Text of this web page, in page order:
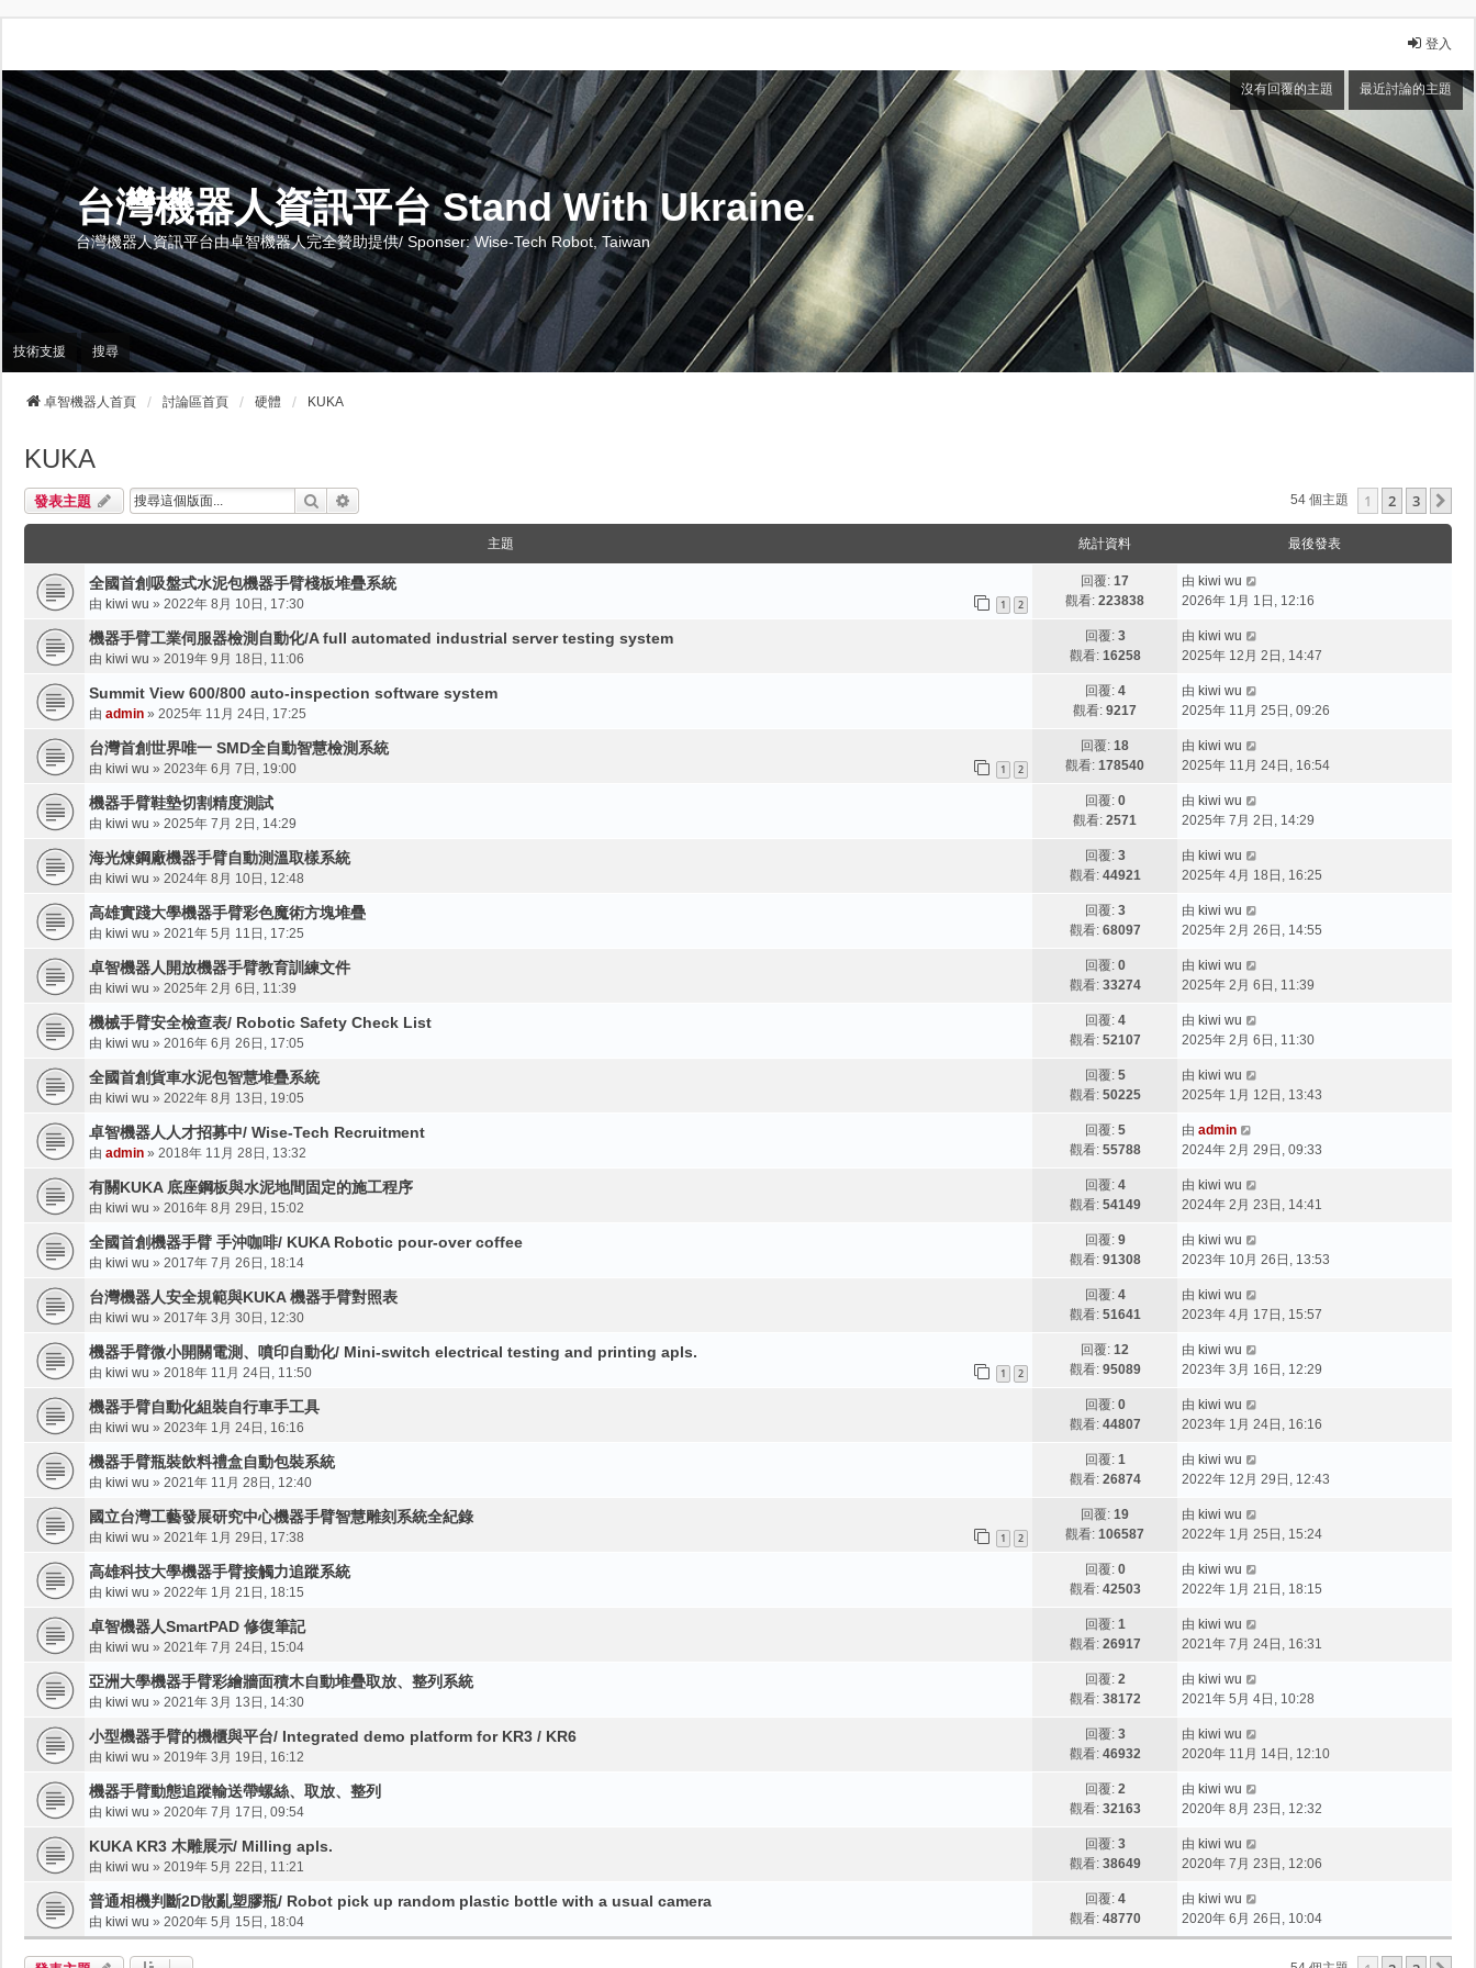
登入
沒有回覆的主題 最近討論的主題
台灣機器人資訊平台 Stand With Ukraine.
台灣機器人資訊平台由卓智機器人完全贊助提供/ Sponser: Wise-Tech Robot, Taiwan
技術支援 搜尋
卓智機器人首頁 討論區首頁 硬體 KUKA
KUKA
發表主題 搜尋 54 個主題 1 2 3
主題 統計資料 最後發表
全國首創吸盤式水泥包機器手臂棧板堆疊系統
由 kiwi wu » 2022年 8月 10日, 17:30 1 2
回覆: 17
觀看: 223838
由 kiwi wu
2026年 1月 1日, 12:16
機器手臂工業伺服器檢測自動化/A full automated industrial server testing system
由 kiwi wu » 2019年 9月 18日, 11:06
回覆: 3
觀看: 16258
由 kiwi wu
2025年 12月 2日, 14:47
Summit View 600/800 auto-inspection software system
由 admin » 2025年 11月 24日, 17:25
回覆: 4
觀看: 9217
由 kiwi wu
2025年 11月 25日, 09:26
台灣首創世界唯一 SMD全自動智慧檢測系統
由 kiwi wu » 2023年 6月 7日, 19:00 1 2
回覆: 18
觀看: 178540
由 kiwi wu
2025年 11月 24日, 16:54
機器手臂鞋墊切割精度測試
由 kiwi wu » 2025年 7月 2日, 14:29
回覆: 0
觀看: 2571
由 kiwi wu
2025年 7月 2日, 14:29
海光煉鋼廠機器手臂自動測溫取樣系統
由 kiwi wu » 2024年 8月 10日, 12:48
回覆: 3
觀看: 44921
由 kiwi wu
2025年 4月 18日, 16:25
高雄實踐大學機器手臂彩色魔術方塊堆疊
由 kiwi wu » 2021年 5月 11日, 17:25
回覆: 3
觀看: 68097
由 kiwi wu
2025年 2月 26日, 14:55
卓智機器人開放機器手臂教育訓練文件
由 kiwi wu » 2025年 2月 6日, 11:39
回覆: 0
觀看: 33274
由 kiwi wu
2025年 2月 6日, 11:39
機械手臂安全檢查表/ Robotic Safety Check List
由 kiwi wu » 2016年 6月 26日, 17:05
回覆: 4
觀看: 52107
由 kiwi wu
2025年 2月 6日, 11:30
全國首創貨車水泥包智慧堆疊系統
由 kiwi wu » 2022年 8月 13日, 19:05
回覆: 5
觀看: 50225
由 kiwi wu
2025年 1月 12日, 13:43
卓智機器人人才招募中/ Wise-Tech Recruitment
由 admin » 2018年 11月 28日, 13:32
回覆: 5
觀看: 55788
由 admin
2024年 2月 29日, 09:33
有關KUKA 底座鋼板與水泥地間固定的施工程序
由 kiwi wu » 2016年 8月 29日, 15:02
回覆: 4
觀看: 54149
由 kiwi wu
2024年 2月 23日, 14:41
全國首創機器手臂 手沖咖啡/ KUKA Robotic pour-over coffee
由 kiwi wu » 2017年 7月 26日, 18:14
回覆: 9
觀看: 91308
由 kiwi wu
2023年 10月 26日, 13:53
台灣機器人安全規範與KUKA 機器手臂對照表
由 kiwi wu » 2017年 3月 30日, 12:30
回覆: 4
觀看: 51641
由 kiwi wu
2023年 4月 17日, 15:57
機器手臂微小開關電測、噴印自動化/ Mini-switch electrical testing and printing apls.
由 kiwi wu » 2018年 11月 24日, 11:50 1 2
回覆: 12
觀看: 95089
由 kiwi wu
2023年 3月 16日, 12:29
機器手臂自動化組裝自行車手工具
由 kiwi wu » 2023年 1月 24日, 16:16
回覆: 0
觀看: 44807
由 kiwi wu
2023年 1月 24日, 16:16
機器手臂瓶裝飲料禮盒自動包裝系統
由 kiwi wu » 2021年 11月 28日, 12:40
回覆: 1
觀看: 26874
由 kiwi wu
2022年 12月 29日, 12:43
國立台灣工藝發展研究中心機器手臂智慧雕刻系統全紀錄
由 kiwi wu » 2021年 1月 29日, 17:38 1 2
回覆: 19
觀看: 106587
由 kiwi wu
2022年 1月 25日, 15:24
高雄科技大學機器手臂接觸力追蹤系統
由 kiwi wu » 2022年 1月 21日, 18:15
回覆: 0
觀看: 42503
由 kiwi wu
2022年 1月 21日, 18:15
卓智機器人SmartPAD 修復筆記
由 kiwi wu » 2021年 7月 24日, 15:04
回覆: 1
觀看: 26917
由 kiwi wu
2021年 7月 24日, 16:31
亞洲大學機器手臂彩繪牆面積木自動堆疊取放、整列系統
由 kiwi wu » 2021年 3月 13日, 14:30
回覆: 2
觀看: 38172
由 kiwi wu
2021年 5月 4日, 10:28
小型機器手臂的機櫃與平台/ Integrated demo platform for KR3 / KR6
由 kiwi wu » 2019年 3月 19日, 16:12
回覆: 3
觀看: 46932
由 kiwi wu
2020年 11月 14日, 12:10
機器手臂動態追蹤輸送帶螺絲、取放、整列
由 kiwi wu » 2020年 7月 17日, 09:54
回覆: 2
觀看: 32163
由 kiwi wu
2020年 8月 23日, 12:32
KUKA KR3 木雕展示/ Milling apls.
由 kiwi wu » 2019年 5月 22日, 11:21
回覆: 3
觀看: 38649
由 kiwi wu
2020年 7月 23日, 12:06
普通相機判斷2D散亂塑膠瓶/ Robot pick up random plastic bottle with a usual camera
由 kiwi wu » 2020年 5月 15日, 18:04
回覆: 4
觀看: 48770
由 kiwi wu
2020年 6月 26日, 10:04